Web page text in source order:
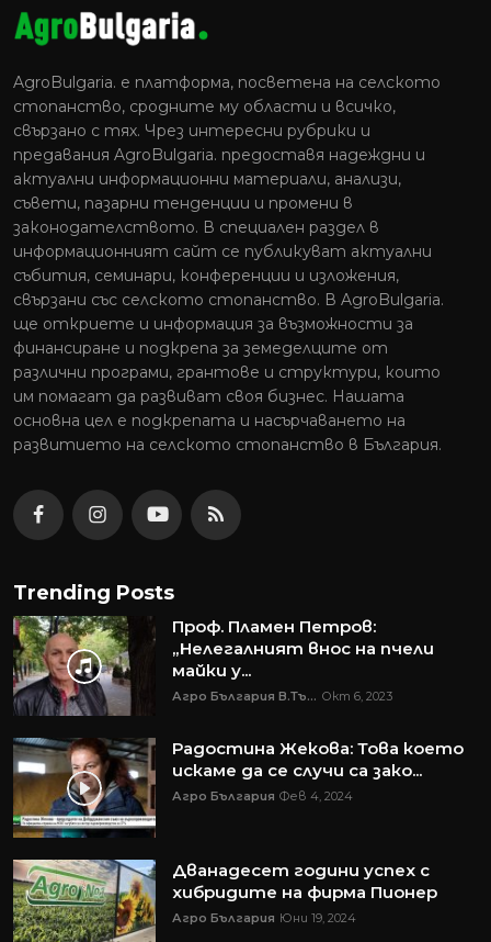
AgroBulgaria. e платформа, посветена на селското
стопанство, сродните му области и всичко,
свързано с тях. Чрез интересни рубрики и
предавания AgroBulgaria. предоставя надеждни и
актуални информационни материали, анализи,
съвети, пазарни тенденции и промени в
законодателството. В специален раздел в
информационният сайт се публикуват актуални
събития, семинари, конференции и изложения,
свързани със селското стопанство. В AgroBulgaria.
ще откриете и информация за възможности за
финансиране и подкрепа за земеделците от
различни програми, грантове и структури, които
им помагат да развиват своя бизнес. Нашата
основна цел е подкрепата и насърчаването на
развитието на селското стопанство в България.
Trending Posts
Проф. Пламен Петров:
„Нелегалният внос на пчели
майки у...
Агро България В.Тъ... Окт 6, 2023
Радостина Жекова: Това което
искаме да се случи са зако...
Агро България Фев 4, 2024
Дванадесет години успех с
хибридите на фирма Пионер
Агро България Юни 19, 2024